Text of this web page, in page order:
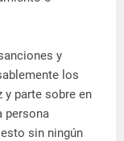
y
los
y parte sobre en
persona
sin ningún